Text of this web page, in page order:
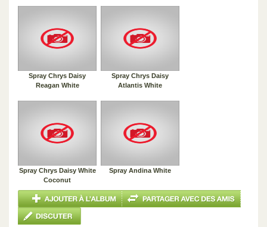
Spray Chrys Daisy
Reagan White
Spray Chrys Daisy
Atlantis White
Spray Chrys Daisy White
Coconut
Spray Andina White